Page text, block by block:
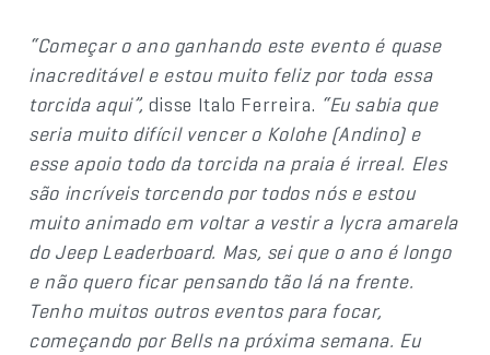
“Começar o ano ganhando este evento é quase
inacreditável e estou muito feliz por toda essa
torcida aqui”, disse Italo Ferreira. “Eu sabia que
seria muito difícil vencer o Kolohe (Andino) e
esse apoio todo da torcida na praia é irreal. Eles
são incríveis torcendo por todos nós e estou
muito animado em voltar a vestir a lycra amarela
do Jeep Leaderboard. Mas, sei que o ano é longo
e não quero ficar pensando tão lá na frente.
Tenho muitos outros eventos para focar,
começando por Bells na próxima semana. Eu